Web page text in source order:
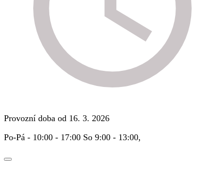
Provozní doba od 16. 3. 2026
Po-Pá - 10:00 - 17:00 So 9:00 - 13:00,